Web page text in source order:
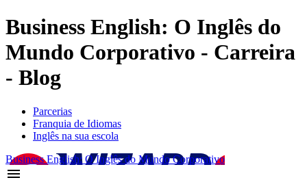
Business English: O Inglês do
Mundo Corporativo - Carreira
- Blog
Parcerias
Franquia de Idiomas
Inglês na sua escola
Business English: O Inglês do Mundo Corporativo
menu